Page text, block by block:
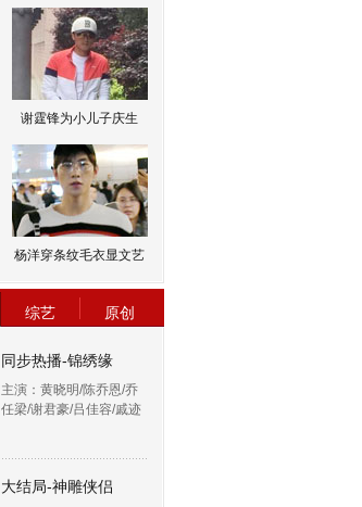
谢霆锋为小儿子庆生
杨洋穿条纹毛衣显文艺
综艺 原创
同步热播-锦绣缘
主演：黄晓明/陈乔恩/乔
任梁/谢君豪/吕佳容/戚迹
大结局-神雕侠侣